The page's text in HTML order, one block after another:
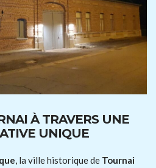
À TRAVERS UNE
UNIQUE
, la ville historique de Tournai